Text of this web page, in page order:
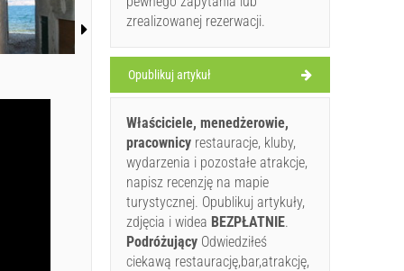
zrealizowanej rezerwacji.
Opublikuj artykuł
Właściciele, menedżerowie,
pracownicy restauracje, kluby,
wydarzenia i pozostałe atrakcje,
napisz recenzję na mapie
turystycznej. Opublikuj artykuły,
zdjęcia i widea BEZPŁATNIE.
Podróżujący Odwiedziłeś
ciekawą restaurację,bar,atrakcję,